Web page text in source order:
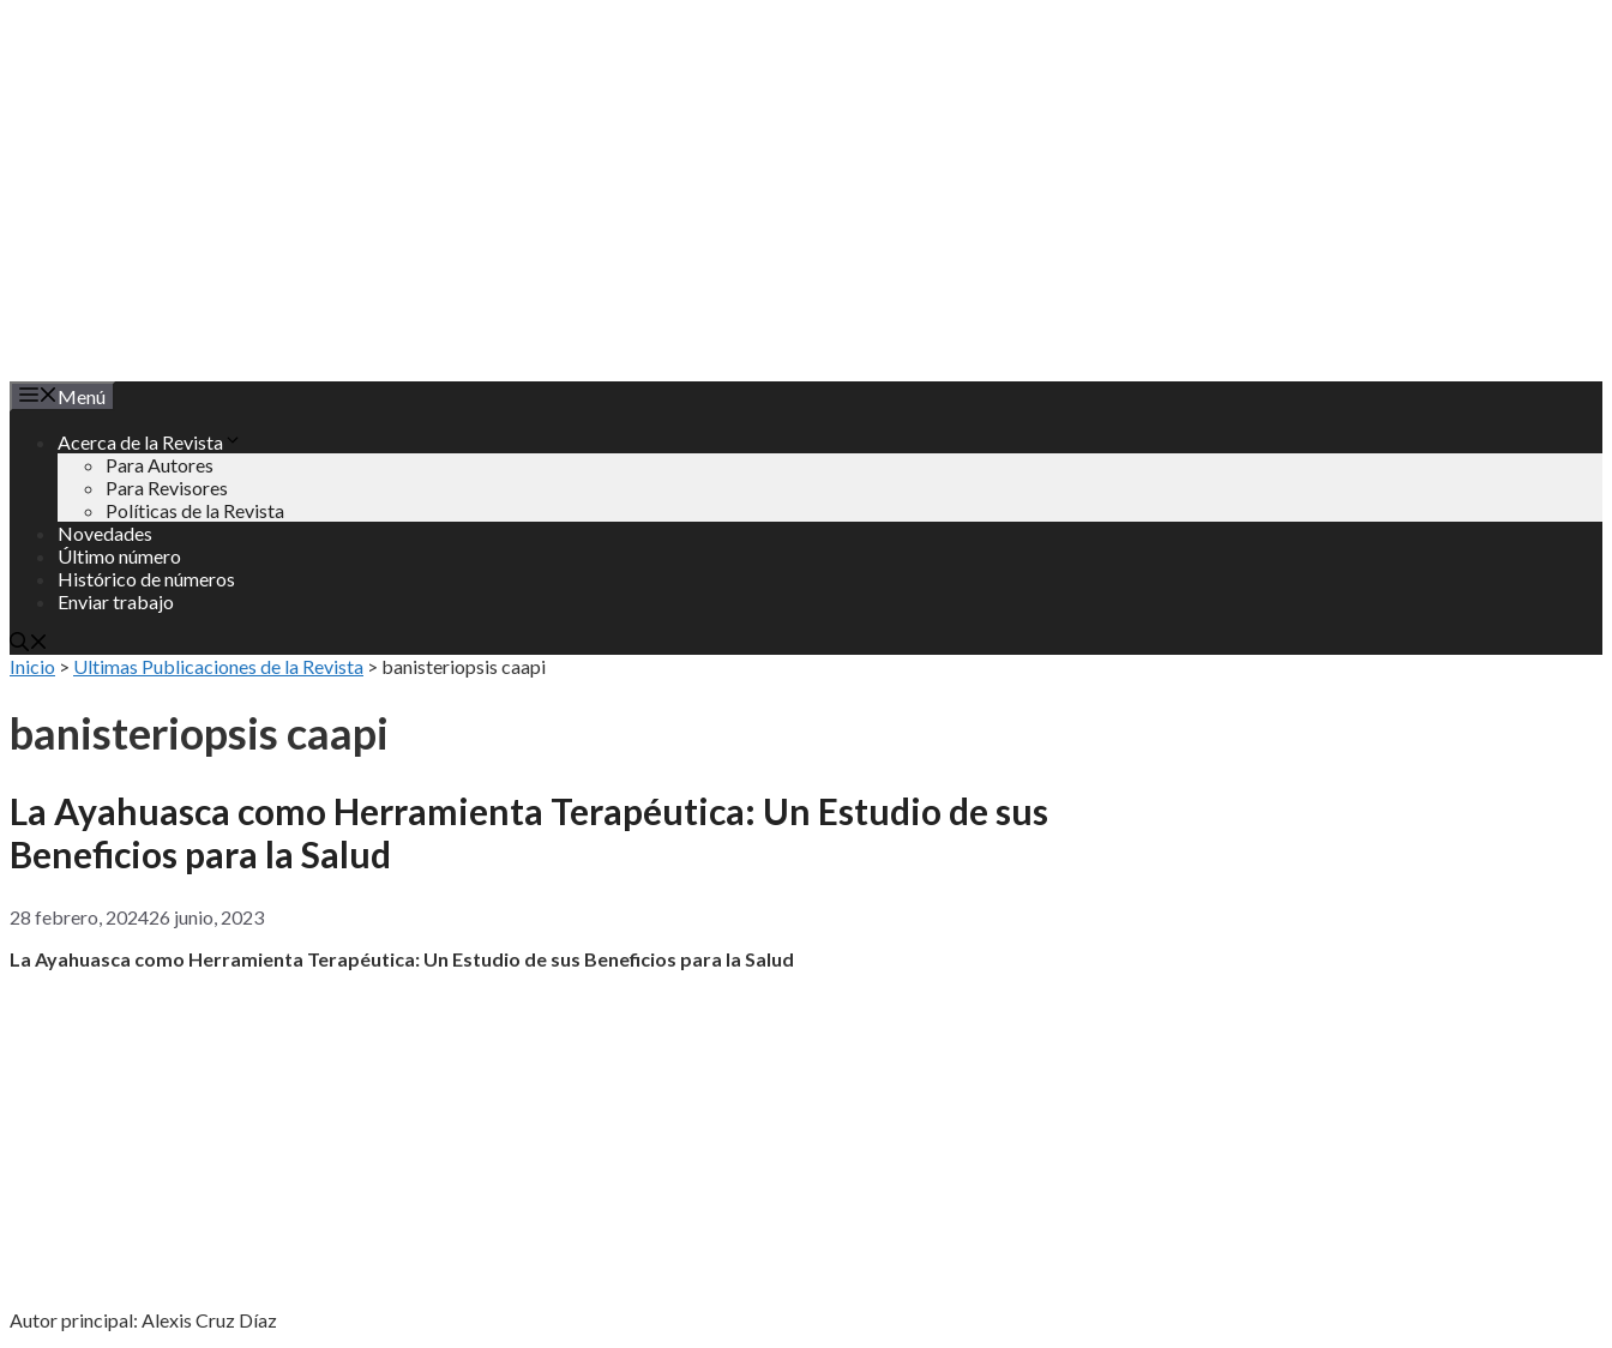
Menú
Acerca de la Revista
Para Autores
Para Revisores
Políticas de la Revista
Novedades
Último número
Histórico de números
Enviar trabajo
Inicio > Ultimas Publicaciones de la Revista > banisteriopsis caapi
banisteriopsis caapi
La Ayahuasca como Herramienta Terapéutica: Un Estudio de sus
Beneficios para la Salud
28 febrero, 202426 junio, 2023
La Ayahuasca como Herramienta Terapéutica: Un Estudio de sus Beneficios para la Salud
Autor principal: Alexis Cruz Díaz